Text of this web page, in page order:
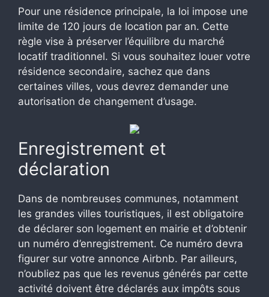
Pour une résidence principale, la loi impose une
limite de 120 jours de location par an. Cette
règle vise à préserver l’équilibre du marché
locatif traditionnel. Si vous souhaitez louer votre
résidence secondaire, sachez que dans
certaines villes, vous devrez demander une
autorisation de changement d’usage.
Enregistrement et
déclaration
Dans de nombreuses communes, notamment
les grandes villes touristiques, il est obligatoire
de déclarer son logement en mairie et d’obtenir
un numéro d’enregistrement. Ce numéro devra
figurer sur votre annonce Airbnb. Par ailleurs,
n’oubliez pas que les revenus générés par cette
activité doivent être déclarés aux impôts sous